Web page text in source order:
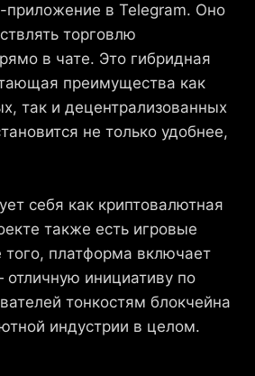
в Telegram. Оно
торговлю
в чате. Это гибридная
преимущества как
так и децентрализованных
не только удобнее,
себя как криптовалютная
также есть игровые
платформа включает
инициативу по
тонкостям блокчейна
индустрии в целом.